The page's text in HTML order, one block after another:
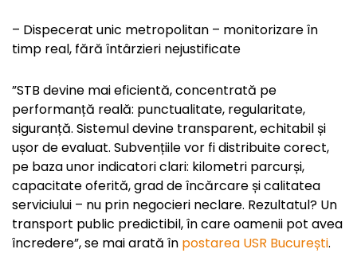
– Dispecerat unic metropolitan – monitorizare în
timp real, fără întârzieri nejustificate
”STB devine mai eficientă, concentrată pe
performanță reală: punctualitate, regularitate,
siguranță. Sistemul devine transparent, echitabil și
ușor de evaluat. Subvențiile vor fi distribuite corect,
pe baza unor indicatori clari: kilometri parcurși,
capacitate oferită, grad de încărcare și calitatea
serviciului – nu prin negocieri neclare. Rezultatul? Un
transport public predictibil, în care oamenii pot avea
încredere”, se mai arată în postarea USR București.